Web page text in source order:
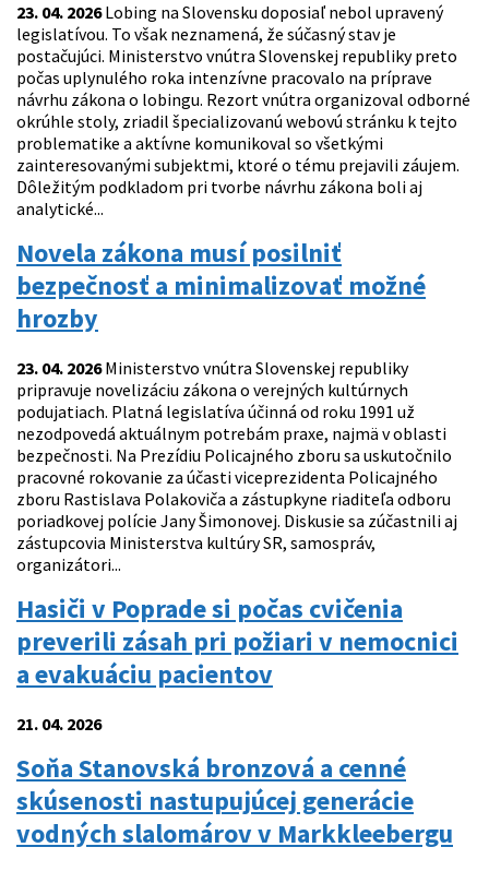
23. 04. 2026Lobing na Slovensku doposiaľ nebol upravený
legislatívou. To však neznamená, že súčasný stav je
postačujúci. Ministerstvo vnútra Slovenskej republiky preto
počas uplynulého roka intenzívne pracovalo na príprave
návrhu zákona o lobingu. Rezort vnútra organizoval odborné
okrúhle stoly, zriadil špecializovanú webovú stránku k tejto
problematike a aktívne komunikoval so všetkými
zainteresovanými subjektmi, ktoré o tému prejavili záujem.
Dôležitým podkladom pri tvorbe návrhu zákona boli aj
analytické...
Novela zákona musí posilniť
bezpečnosť a minimalizovať možné
hrozby
23. 04. 2026Ministerstvo vnútra Slovenskej republiky
pripravuje novelizáciu zákona o verejných kultúrnych
podujatiach. Platná legislatíva účinná od roku 1991 už
nezodpovedá aktuálnym potrebám praxe, najmä v oblasti
bezpečnosti. Na Prezídiu Policajného zboru sa uskutočnilo
pracovné rokovanie za účasti viceprezidenta Policajného
zboru Rastislava Polakoviča a zástupkyne riaditeľa odboru
poriadkovej polície Jany Šimonovej. Diskusie sa zúčastnili aj
zástupcovia Ministerstva kultúry SR, samospráv,
organizátori...
Hasiči v Poprade si počas cvičenia
preverili zásah pri požiari v nemocnici
a evakuáciu pacientov
21. 04. 2026
Soňa Stanovská bronzová a cenné
skúsenosti nastupujúcej generácie
vodných slalomárov v Markkleebergu